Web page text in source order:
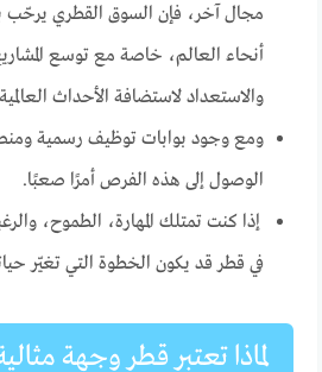
مجال آخر، فإن السوق القطري يرحّب
أنحاء العالم، خاصة مع توسع
والاستعداد لاستضافة الأحداث
ومع وجود بوابات توظيف رسمية
الوصول إلى هذه الفرص أمرًا صعبًا.
إذا كنت تمتلك المهارة، الطموح،
في قطر قد يكون الخطوة التي تغيّر
لماذا تعتبر قطر وجهة